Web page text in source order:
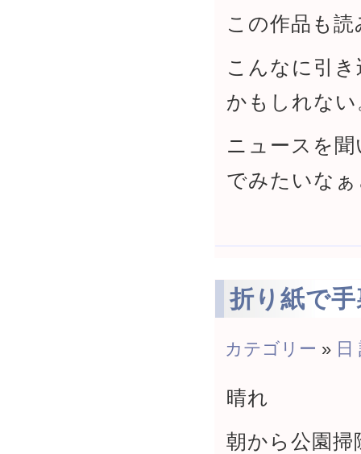
この作品も
こんなに引
かもしれない
ニュースを
でみたいな
折り紙で
カテゴリー » 日
晴れ
朝から公園掃